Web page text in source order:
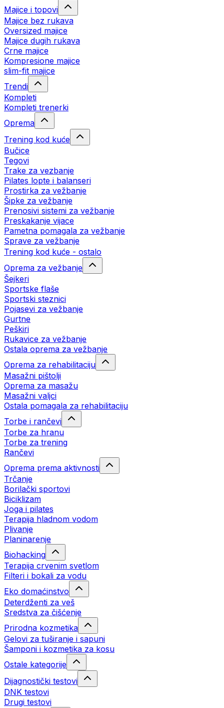
Majice i topovi
Majice bez rukava
Oversized majice
Majice dugih rukava
Crne majice
Kompresione majice
slim-fit majice
Trendi
Kompleti
Kompleti trenerki
Oprema
Trening kod kuće
Bučice
Tegovi
Trake za vezbanje
Pilates lopte i balanseri
Prostirka za vežbanje
Šipke za vežbanje
Prenosivi sistemi za vežbanje
Preskakanje vijace
Pametna pomagala za vežbanje
Sprave za vežbanje
Trening kod kuće - ostalo
Oprema za vežbanje
Šejkeri
Sportske flaše
Sportski steznici
Pojasevi za vežbanje
Gurtne
Peškiri
Rukavice za vežbanje
Ostala oprema za vežbanje
Oprema za rehabilitaciju
Masažni pištolji
Oprema za masažu
Masažni valjci
Ostala pomagala za rehabilitaciju
Torbe i rančevi
Torbe za hranu
Torbe za trening
Rančevi
Oprema prema aktivnosti
Trčanje
Borilački sportovi
Biciklizam
Joga i pilates
Terapija hladnom vodom
Plivanje
Planinarenje
Biohacking
Terapija crvenim svetlom
Filteri i bokali za vodu
Eko domaćinstvo
Deterdženti za veš
Sredstva za čišćenje
Prirodna kozmetika
Gelovi za tuširanje i sapuni
Šamponi i kozmetika za kosu
Ostale kategorije
Dijagnostički testovi
DNK testovi
Drugi testovi